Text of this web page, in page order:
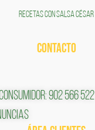
RECETAS CON SALSA CÉSAR
CONTACTO
902 566 522